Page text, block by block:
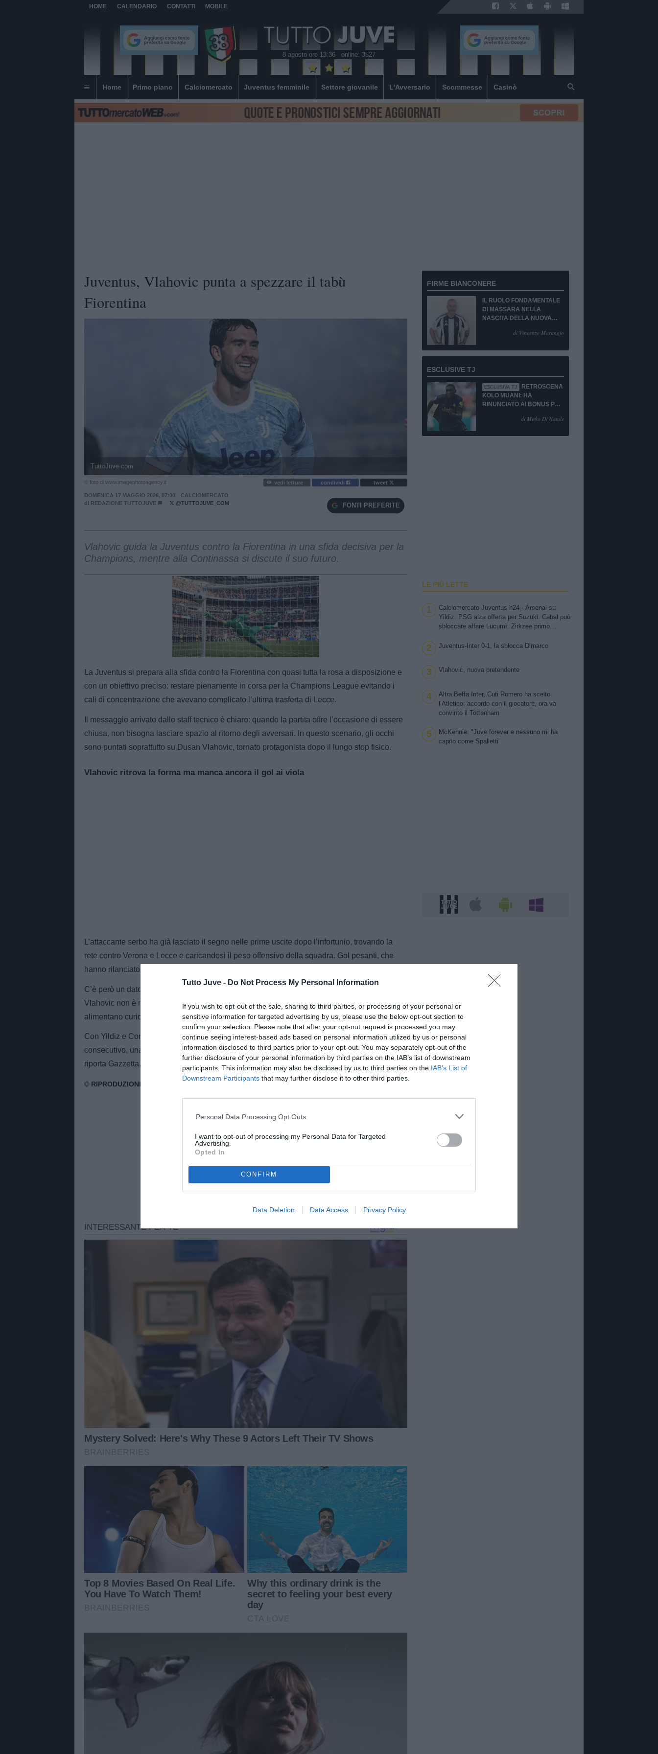
Tutto Juve - Do Not Process My Personal Information
If you wish to opt-out of the sale, sharing to third parties, or processing of your personal or
sensitive information for targeted advertising by us, please use the below opt-out section to
confirm your selection. Please note that after your opt-out request is processed you may
continue seeing interest-based ads based on personal information utilized by us or personal
information disclosed to third parties prior to your opt-out. You may separately opt-out of the
further disclosure of your personal information by third parties on the IAB’s list of downstream
participants. This information may also be disclosed by us to third parties on the IAB’s List of
Downstream Participants that may further disclose it to other third parties.
Personal Data Processing Opt Outs
I want to opt-out of processing my Personal Data for Targeted
Advertising.
Opted In
CONFIRM
Data Deletion Data Access Privacy Policy
HOME CALENDARIO CONTATTI MOBILE
8 agosto ore 13:36 online: 3527
Home Primo piano Calciomercato Juventus femminile Settore giovanile L'Avversario Scommesse Casinò
Juventus, Vlahovic punta a spezzare il tabù
Fiorentina
TuttoJuve.com
© foto di www.imagephotoagency.it vedi letture condividi tweet
DOMENICA 17 MAGGIO 2026, 07:00
CALCIOMERCATO
di REDAZIONE TUTTOJUVE @TUTTOJUVE_COM FONTI PREFERITE
Vlahovic guida la Juventus contro la Fiorentina in una sfida decisiva per la
Champions, mentre alla Continassa si discute il suo futuro.
100.00%
La Juventus si prepara alla sfida contro la Fiorentina con quasi tutta la rosa a disposizione e
con un obiettivo preciso: restare pienamente in corsa per la Champions League evitando i
cali di concentrazione che avevano complicato l’ultima trasferta di Lecce.
Il messaggio arrivato dallo staff tecnico è chiaro: quando la partita offre l’occasione di essere
chiusa, non bisogna lasciare spazio al ritorno degli avversari. In questo scenario, gli occhi
sono puntati soprattutto su Dusan Vlahovic, tornato protagonista dopo il lungo stop fisico.
Vlahovic ritrova la forma ma manca ancora il gol ai viola
L’attaccante serbo ha già lasciato il segno nelle prime uscite dopo l’infortunio, trovando la
rete contro Verona e Lecce e caricandosi il peso offensivo della squadra. Gol pesanti, che
hanno rilanciato le ambizioni bianconere nella corsa europea.
C’è però un dato che continua a sorprendere: dal suo addio alla Fiorentina nel gennaio 2022,
Vlahovic non è mai riuscito a segnare contro il suo ex club. Otto precedenti senza gol che
alimentano curiosità e attenzione attorno alla sfida dell’Allianz Stadium.
Con Yildiz e Conceiçao pronti a supportarlo sugli esterni, il centravanti cerca il terzo centro
consecutivo, una rete che potrebbe valere punti pesantissimi nella corsa Champions. Lo
riporta Gazzetta.
FIRME BIANCONERE
IL RUOLO FONDAMENTALE
DI MASSARA NELLA
NASCITA DELLA NUOVA
di Vincenzo Marangio
ESCLUSIVE TJ
ESCLUSIVA TJ
RETROSCENA
KOLO MUANI: HA
RINUNCIATO AI BONUS PUR
di Mirko Di Natale
LE PIÙ LETTE
1
Calciomercato Juventus h24 - Arsenal su
Yildiz. PSG alza offerta per Suzuki. Cabal può
sbloccare affare Lucumì. Zirkzee primo
Zhegrova non vuole partire. Sorloth sul
2 Juventus-Inter 0-1, la sblocca Dimarco
3 Vlahovic, nuova pretendente
4
Altra Beffa Inter, Cuti Romero ha scelto
l’Atletico: accordo con il giocatore, ora va
convinto il Tottenham
5
McKennie: "Juve forever e nessuno mi ha
capito come Spalletti"